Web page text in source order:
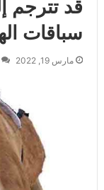
قد تترجم
سباقات
مارس 19, 2022